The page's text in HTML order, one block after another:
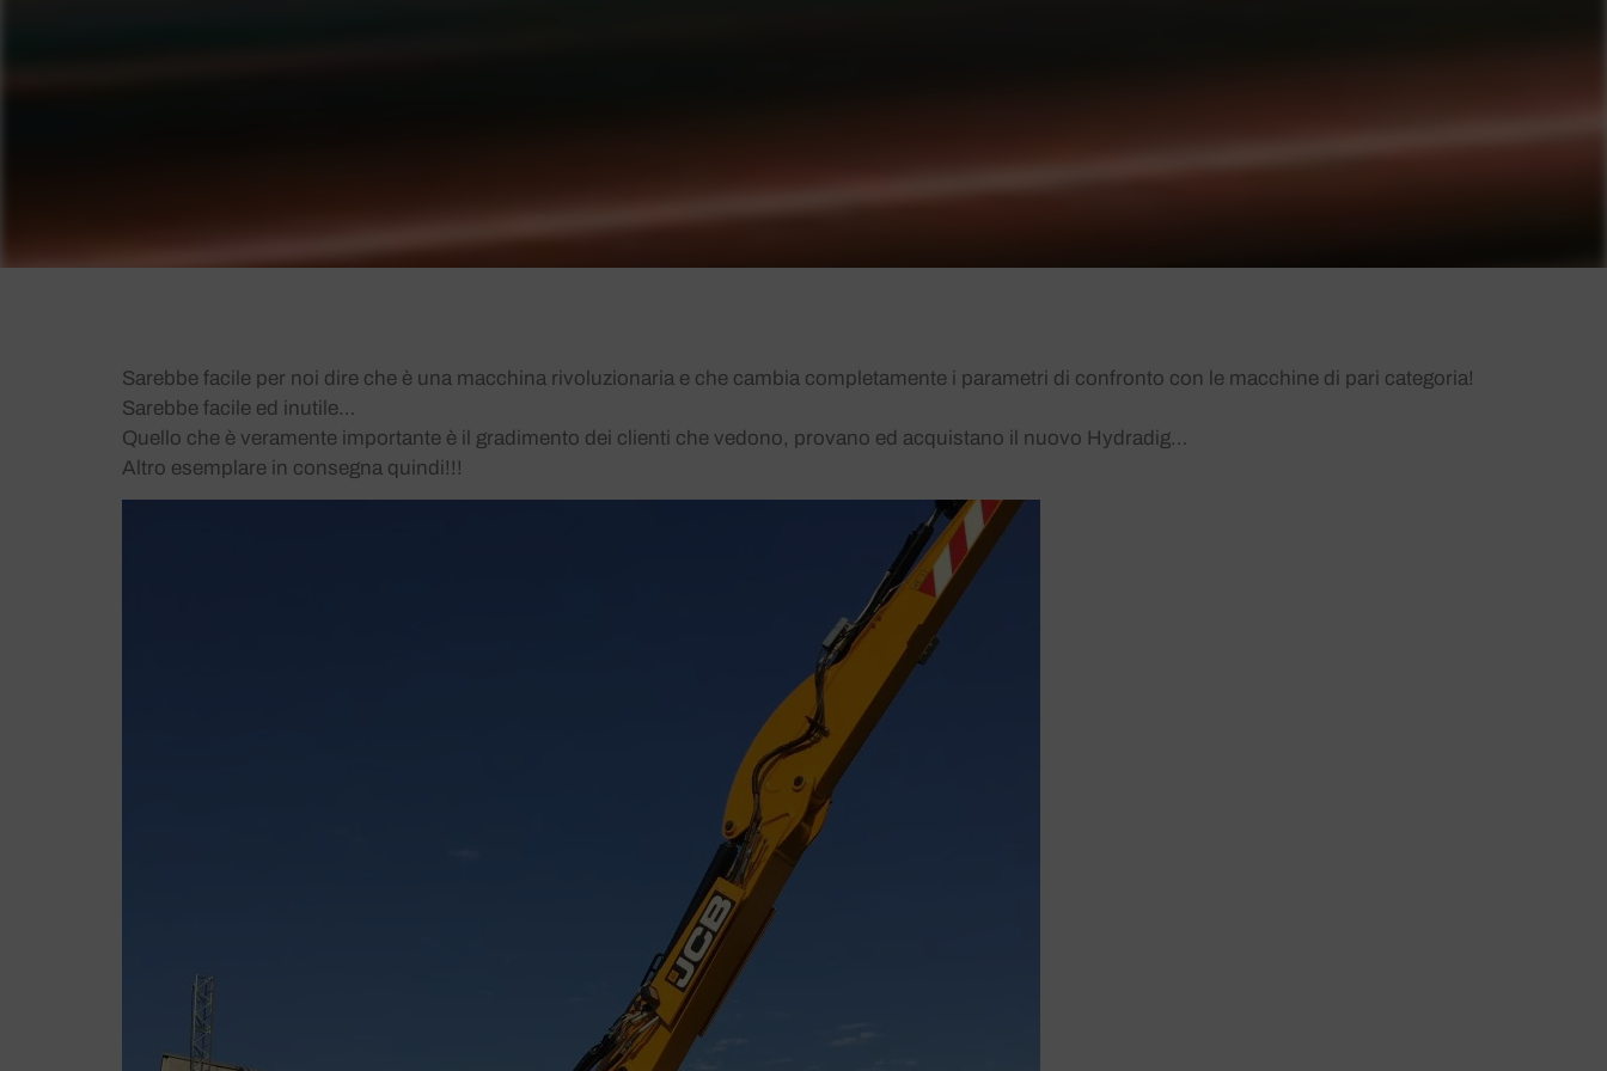
Sarebbe facile per noi dire che è una macchina rivoluzionaria e che cambia completamente i parametri di confronto con le macchine di pari categoria!
Sarebbe facile ed inutile…
Quello che è veramente importante è il gradimento dei clienti che vedono, provano ed acquistano il nuovo Hydradig…
Altro esemplare in consegna quindi!!!